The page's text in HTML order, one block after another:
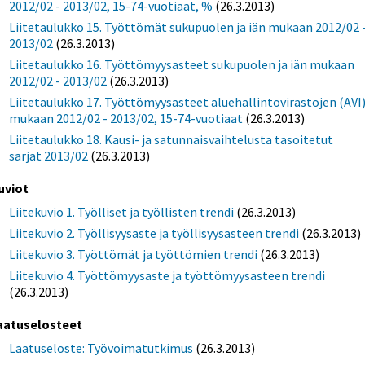
2012/02 - 2013/02, 15-74-vuotiaat, % (26.3.2013)
Liitetaulukko 15. Työttömät sukupuolen ja iän mukaan 2012/02
2013/02 (26.3.2013)
Liitetaulukko 16. Työttömyysasteet sukupuolen ja iän mukaan
2012/02 - 2013/02 (26.3.2013)
Liitetaulukko 17. Työttömyysasteet aluehallintovirastojen
mukaan 2012/02 - 2013/02, 15-74-vuotiaat (26.3.2013)
Liitetaulukko 18. Kausi- ja satunnaisvaihtelusta tasoitetut
sarjat 2013/02 (26.3.2013)
Liitekuvio 1. Työlliset ja työllisten trendi (26.3.2013)
Liitekuvio 2. Työllisyysaste ja työllisyysasteen trendi (26.3.2013)
Liitekuvio 3. Työttömät ja työttömien trendi (26.3.2013)
Liitekuvio 4. Työttömyysaste ja työttömyysasteen trendi
(26.3.2013)
Laatuseloste: Työvoimatutkimus (26.3.2013)